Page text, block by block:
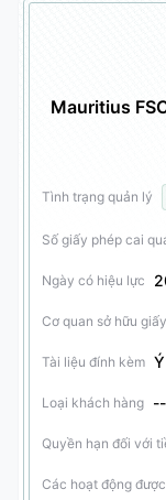
Mauritius
Tình trạng quản lý
Số giấy phép cai
Ngày có hiệu lực
Cơ quan sở hữu
Tài liệu đính kèm
Loại khách hàng --
Quyền hạn đối với
Các hoạt động